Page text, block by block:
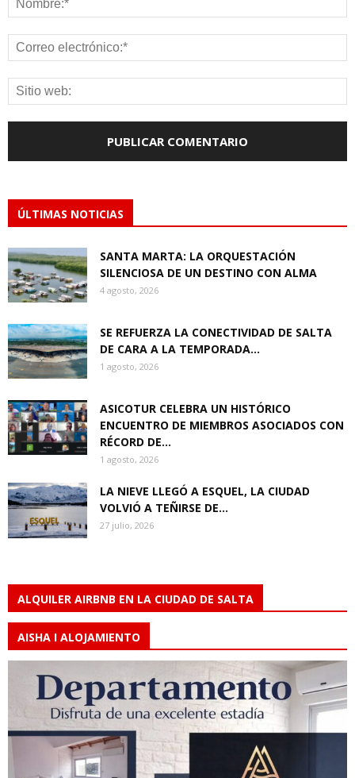
ÚLTIMAS NOTICIAS
SANTA MARTA: LA ORQUESTACIÓN
SILENCIOSA DE UN DESTINO CON ALMA
4 agosto, 2026
SE REFUERZA LA CONECTIVIDAD DE SALTA
DE CARA A LA TEMPORADA...
1 agosto, 2026
ASICOTUR CELEBRA UN HISTÓRICO
ENCUENTRO DE MIEMBROS ASOCIADOS CON
RÉCORD DE...
1 agosto, 2026
LA NIEVE LLEGÓ A ESQUEL, LA CIUDAD
VOLVIÓ A TEÑIRSE DE...
27 julio, 2026
ALQUILER AIRBNB EN LA CIUDAD DE SALTA
AISHA I ALOJAMIENTO